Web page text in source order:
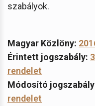
szabályok.
Magyar Közlöny:
Érintett jogszabály:
rendelet
Módosító
rendelet